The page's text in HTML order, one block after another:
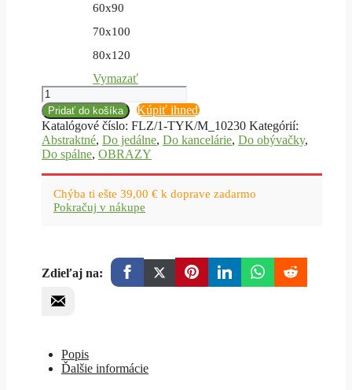
60x90
70x100
80x120
Vymazať
množstvo
Obraz
na
plátne,
Geometrická
abstrakcia
-
mramor
Pridať do košíka
Kúpiť ihneď
Katalógové číslo: FLZ/1-TYK/M_10230 Kategórií:
Abstraktné, Do jedálne, Do kancelárie, Do obývačky,
Do spálne, OBRAZY
Chýba ti ešte 39,00 € k doprave zadarmo
Pokračuj v nákupe
Zdieľaj na:
Popis
Ďalšie informácie